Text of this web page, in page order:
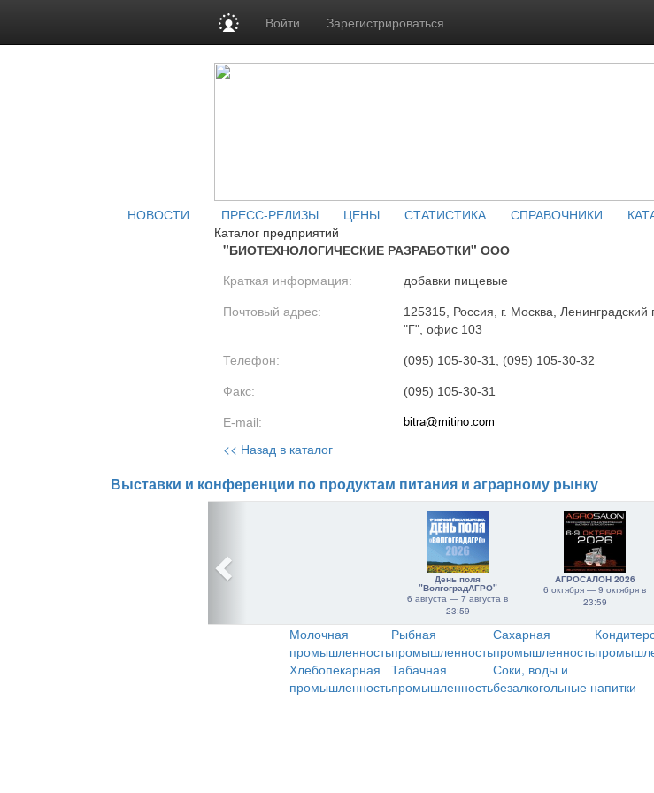
Войти Зарегистрироваться
НОВОСТИ ПРЕСС-РЕЛИЗЫ ЦЕНЫ СТАТИСТИКА СПРАВОЧНИКИ
Каталог предприятий
"БИОТЕХНОЛОГИЧЕСКИЕ РАЗРАБОТКИ" ООО
Краткая информация: добавки пищевые
Почтовый адрес:
125315, Россия, г. Москва, Ленинградский
"Г", офис 103
Телефон: (095) 105-30-31, (095) 105-30-32
Факс: (095) 105-30-31
E-mail:
<< Назад в каталог
Выставки и конференции по продуктам питания и аграрному рынку
День поля
"ВолгоградАГРО"
6 августа — 7 августа в
23:59
АГРОСАЛОН 2026
6 октября — 9 октября в
23:59
Молочная
промышленность
Рыбная
промышленность
Сахарная
промышленность
Хлебопекарная
промышленность
Табачная
промышленность
Соки, воды и
безалкогольные напитки